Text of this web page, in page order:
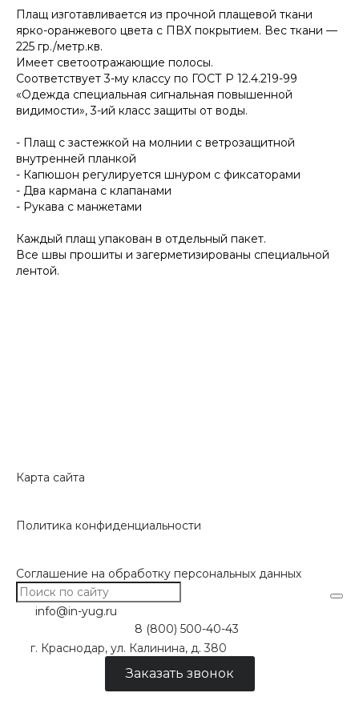
Плащ изготавливается из прочной плащевой ткани
ярко-оранжевого цвета с ПВХ покрытием. Вес ткани —
225 гр./метр.кв.
Имеет светоотражающие полосы.
Соответствует 3-му классу по ГОСТ Р 12.4.219-99
«Одежда специальная сигнальная повышенной
видимости», 3-ий класс защиты от воды.
- Плащ с застежкой на молнии с ветрозащитной
внутренней планкой
- Капюшон регулируется шнуром с фиксаторами
- Два кармана с клапанами
- Рукава с манжетами
Каждый плащ упакован в отдельный пакет.
Все швы прошиты и загерметизированы специальной
лентой.
Карта сайта
Политика конфиденциальности
Соглашение на обработку персональных данных
info@in-yug.ru
8 (800) 500-40-43
г. Краснодар, ул. Калинина, д. 380
Заказать звонок